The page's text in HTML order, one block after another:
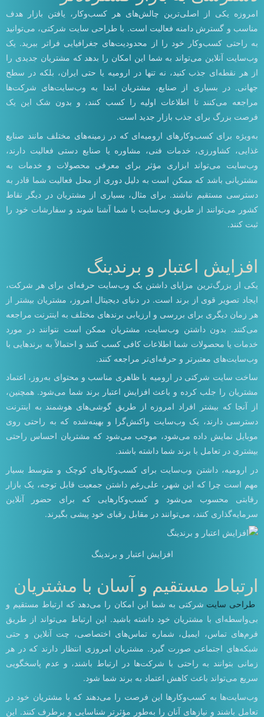
امروزه یکی از اصلی‌ترین چالش‌های هر کسب‌وکار، یافتن بازار هدف
مناسب و گسترش دامنه فعالیت است. با طراحی سایت شرکتی، می‌توانید
به راحتی کسب‌وکار خود را از محدودیت‌های جغرافیایی فراتر ببرید. یک
وب‌سایت آنلاین می‌تواند به شما این امکان را بدهد که مشتریان جدیدی را
از هر نقطه‌ای جذب کنید، نه تنها در ارومیه یا حتی ایران، بلکه در سطح
جهانی. در بسیاری از صنایع، مشتریان ابتدا به وب‌سایت‌های شرکت‌ها
مراجعه می‌کنند تا اطلاعات اولیه را کسب کنند، و بدون شک این یک
فرصت بزرگ برای جذب بازار جدید است.
به‌ویژه برای کسب‌وکارهای ارومیه‌ای که در زمینه‌های مختلف مانند صنایع
غذایی، کشاورزی، خدمات فنی، مشاوره یا صنایع دستی فعالیت دارند،
وب‌سایت می‌تواند ابزاری مؤثر برای معرفی محصولات و خدمات به
مشتریانی باشد که ممکن است به دلیل دوری از محل فعالیت شما قادر به
دسترسی مستقیم نباشند. برای مثال، بسیاری از مشتریان در دیگر نقاط
کشور می‌توانند از طریق وب‌سایت با شما آشنا شوند و سفارشات خود را
ثبت کنند.
افزایش اعتبار و برندینگ
یکی از بزرگ‌ترین مزایای داشتن یک وب‌سایت حرفه‌ای برای هر شرکت،
ایجاد تصویر قوی از برند است. در دنیای دیجیتال امروز، مشتریان بیشتر از
هر زمان دیگری برای بررسی و ارزیابی برندهای مختلف به اینترنت مراجعه
می‌کنند. بدون داشتن وب‌سایت، مشتریان ممکن است نتوانند در مورد
خدمات یا محصولات شما اطلاعات کافی کسب کنند و احتمالاً به برندهایی با
وب‌سایت‌های معتبرتر و حرفه‌ای‌تر مراجعه کنند.
ساخت سایت شرکتی در ارومیه با ظاهری مناسب و محتوای به‌روز، اعتماد
مشتریان را جلب کرده و باعث افزایش اعتبار برند شما می‌شود. همچنین،
از آنجا که بیشتر افراد امروزه از طریق گوشی‌های هوشمند به اینترنت
دسترسی دارند، یک وب‌سایت واکنش‌گرا و بهینه‌شده که به راحتی روی
موبایل نمایش داده می‌شود، موجب می‌شود که مشتریان احساس راحتی
بیشتری در تعامل با برند شما داشته باشند.
در ارومیه، داشتن وب‌سایت برای کسب‌وکارهای کوچک و متوسط بسیار
مهم است چرا که این شهر، علی‌رغم داشتن جمعیت قابل توجه، یک بازار
رقابتی محسوب می‌شود و کسب‌وکارهایی که برای حضور آنلاین
سرمایه‌گذاری کنند، می‌توانند در مقابل رقبای خود پیشی بگیرند.
افزایش اعتبار و برندینگ
ارتباط مستقیم و آسان با مشتریان
طراحی سایت شرکتی به شما این امکان را می‌دهد که ارتباط مستقیم و
بی‌واسطه‌ای با مشتریان خود داشته باشید. این ارتباط می‌تواند از طریق
فرم‌های تماس، ایمیل، شماره تماس‌های اختصاصی، چت آنلاین و حتی
شبکه‌های اجتماعی صورت گیرد. مشتریان امروزی انتظار دارند که در هر
زمانی بتوانند به راحتی با شرکت‌ها در ارتباط باشند، و عدم پاسخگویی
سریع می‌تواند باعث کاهش اعتماد به برند شما شود.
وب‌سایت‌ها به کسب‌وکارها این فرصت را می‌دهند که با مشتریان خود در
تعامل باشند و نیازهای آنان را به‌طور مؤثرتر شناسایی و برطرف کنند. این